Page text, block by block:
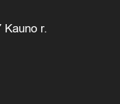
Kauno r.